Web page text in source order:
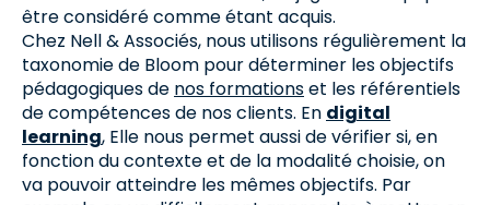
être considéré comme étant acquis.
Chez Nell & Associés, nous utilisons régulièrement la
taxonomie de Bloom pour déterminer les objectifs
pédagogiques de nos formationset les référentiels
de compétences de nos clients. En digital
learning, Elle nous permet aussi de vérifier si, en
fonction du contexte et de la modalité choisie, on
va pouvoir atteindre les mêmes objectifs. Par